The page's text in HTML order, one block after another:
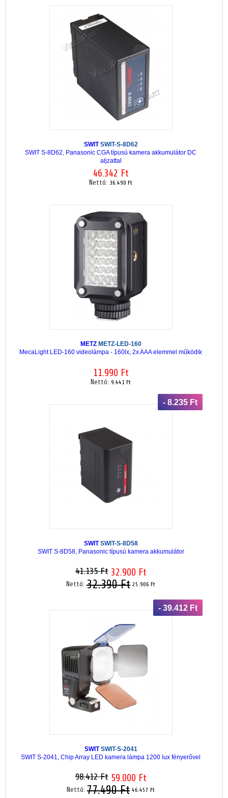
SWITSWIT-S-8D62
SWIT S-8D62, Panasonic CGA típusú kamera akkumulátor DC
aljzattal
46.342 Ft
Nettó: 36.490 Ft
METZ METZ-LED-160
MecaLight LED-160 videolámpa - 160lx, 2x AAA elemmel működik
11.990 Ft
Nettó: 9.441 Ft
- 8.235 Ft
SWITSWIT-S-8D58
SWIT S-8D58, Panasonic típusú kamera akkumulátor
41.135 Ft 32.900 Ft
Nettó: 32.390 Ft 25.906 Ft
- 39.412 Ft
SWITSWIT-S-2041
SWIT S-2041, Chip Array LED kamera lámpa 1200 lux fényerővel
98.412 Ft 59.000 Ft
Nettó: 77.490 Ft 46.457 Ft